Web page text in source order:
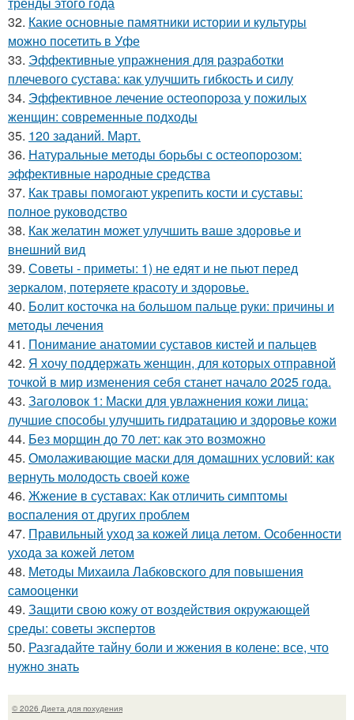
32. Какие основные памятники истории и культуры
можно посетить в Уфе
33. Эффективные упражнения для разработки
плечевого сустава: как улучшить гибкость и силу
34. Эффективное лечение остеопороза у пожилых
женщин: современные подходы
35. 120 заданий. Март.
36. Натуральные методы борьбы с остеопорозом:
эффективные народные средства
37. Как травы помогают укрепить кости и суставы:
полное руководство
38. Как желатин может улучшить ваше здоровье и
внешний вид
39. Советы - приметы: 1) не едят и не пьют перед
зеркалом, потеряете красоту и здоровье.
40. Болит косточка на большом пальце руки: причины и
методы лечения
41. Понимание анатомии суставов кистей и пальцев
42. Я хочу поддержать женщин, для которых отправной
точкой в мир изменения себя станет начало 2025 года.
43. Заголовок 1: Маски для увлажнения кожи лица:
лучшие способы улучшить гидратацию и здоровье кожи
44. Без морщин до 70 лет: как это возможно
45. Омолаживающие маски для домашних условий: как
вернуть молодость своей коже
46. Жжение в суставах: Как отличить симптомы
воспаления от других проблем
47. Правильный уход за кожей лица летом. Особенности
ухода за кожей летом
48. Методы Михаила Лабковского для повышения
самооценки
49. Защити свою кожу от воздействия окружающей
среды: советы экспертов
50. Разгадайте тайну боли и жжения в колене: все, что
нужно знать
© 2026 Диета для похудения